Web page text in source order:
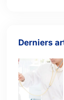
Derniers